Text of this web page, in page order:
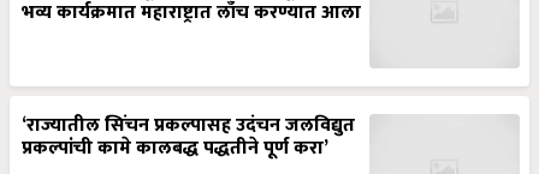
भव्य कार्यक्रमात महाराष्ट्रात लाँच करण्यात आला
‘राज्यातील सिंचन प्रकल्पासह उदंचन जलविद्युत
प्रकल्पांची कामे कालबद्ध पद्धतीने पूर्ण करा’